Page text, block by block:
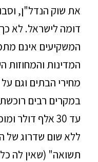
את שוק הנדל"ן,
דומה לישראל. לא
המשקיעים אינם
המדינות והמחוזות
מחירי הבתים וגם
ללא שום שדרוג
תשואה" (שאין לה